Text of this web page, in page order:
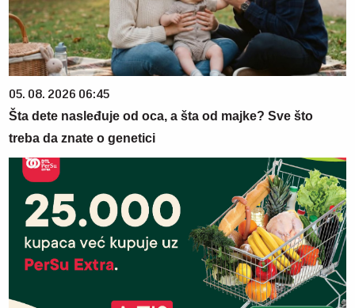
05. 08. 2026 06:45
Šta dete nasleđuje od oca, a šta od majke? Sve što
treba da znate o genetici